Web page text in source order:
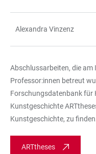
Alexandra Vinzenz
Abschlussarbeiten, die
Professor:innen betreut
Forschungsdatenbank für
Kunstgeschichte
Kunstgeschichte, zu finden.
ARTtheses